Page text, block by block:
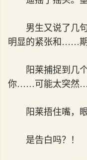
男生又说了几
明显的紧张和……期
阳莱捕捉到
你……可能太突
阳莱捂住嘴，
是告白吗？！